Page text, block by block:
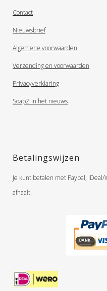
Contact
Nieuwsbrief
Algemene voorwaarden
Verzending en voorwaarden
Privacyverklaring
SoapZ in het nieuws
Betalingswijzen
Je kunt betalen met Paypal,
afhaalt.